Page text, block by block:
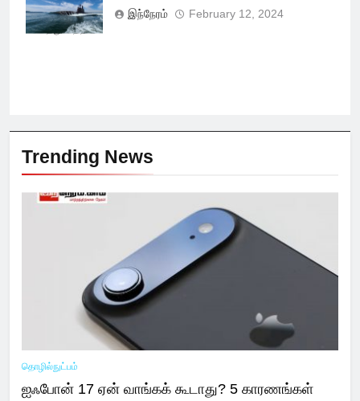
செய்து விடுதலை
செய்தது கத்தார்!
இந்நேரம் February 12, 2024
Trending News
தொழில்நுட்பம்
ஐஃபோன் 17 ஏன் வாங்கக் கூடாது? 5 காரணங்கள்